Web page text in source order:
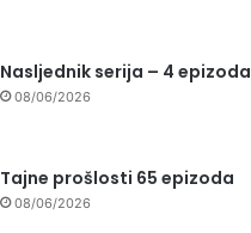
Nasljednik serija – 4 epizoda
08/06/2026
Tajne prošlosti 65 epizoda
08/06/2026